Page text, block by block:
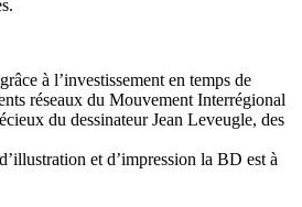
à l’investissement en temps de
réseaux du Mouvement Interrégional
du dessinateur Jean Leveugle, des
et d’impression la BD est à